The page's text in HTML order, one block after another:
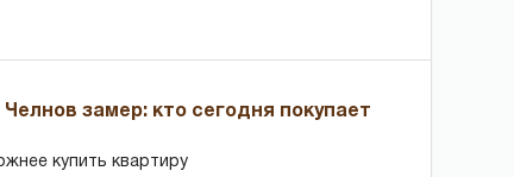
замер: кто сегодня покупает
купить квартиру